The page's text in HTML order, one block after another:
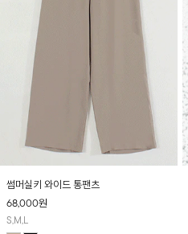
썸머실키 와이드 통팬츠
68,000원
S,M,L